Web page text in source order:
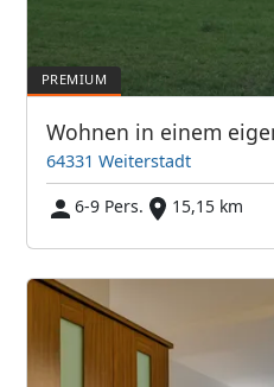
Wohnen in einem
64331 Weiterstadt
6-9 Pers.
15,15 km